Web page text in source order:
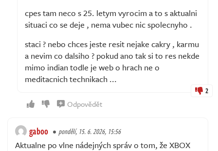
cpes tam neco s 25. letym vyrocim a to s aktualni
situaci co se deje , nema vubec nic spolecnyho .
staci ? nebo chces jeste resit nejake cakry , karmu
a nevim co dalsiho ? pokud ano tak si to res nekde
mimo indian todle je web o hrach ne o
meditacnich technikach ...
2
Odpovědět
gaboo pondělí, 15. 6. 2026, 15:56
Aktualne po vlne nádejných správ o tom, že XBOX